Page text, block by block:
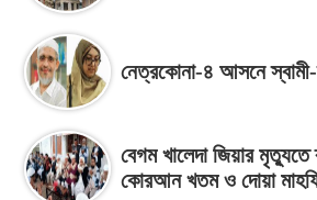
নেত্রকোনা-৪ আসনে স্বামী-
বেগম খালেদা জিয়ার মৃত্যুতে
কোরআন খতম ও দোয়া